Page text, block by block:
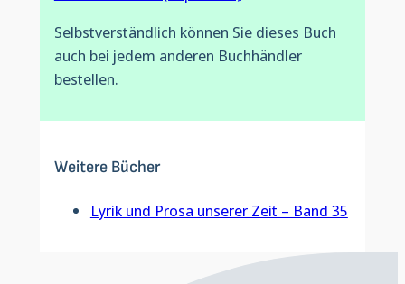
Selbstverständlich können Sie dieses Buch
auch bei jedem anderen Buchhändler
bestellen.
Weitere Bücher
Lyrik und Prosa unserer Zeit – Band 35